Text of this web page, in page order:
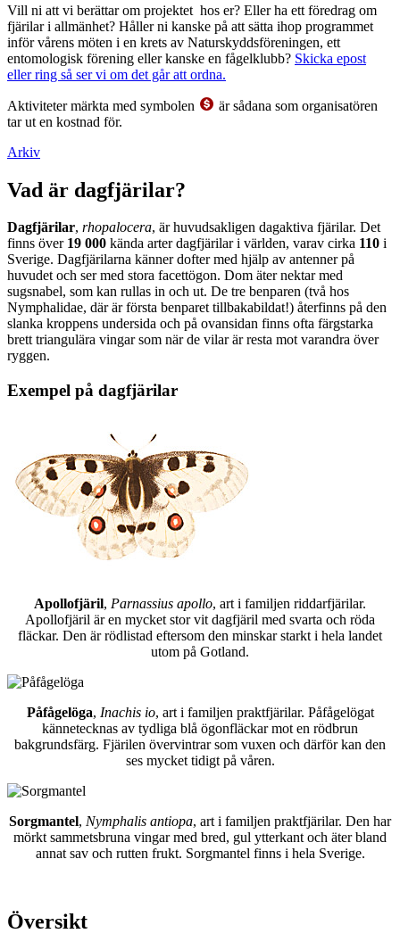
Vill ni att vi berättar om projektet hos er? Eller ha ett föredrag om
fjärilar i allmänhet? Håller ni kanske på att sätta ihop programmet
inför vårens möten i en krets av Naturskyddsföreningen, ett
entomologisk förening eller kanske en fågelklubb? Skicka epost
eller ring så ser vi om det går att ordna.
Aktiviteter märkta med symbolen
är sådana som organisatören
tar ut en kostnad för.
Arkiv
Vad är dagfjärilar?
Dagfjärilar, rhopalocera, är huvudsakligen dagaktiva fjärilar. Det
finns över 19 000 kända arter dagfjärilar i världen, varav cirka 110 i
Sverige. Dagfjärilarna känner dofter med hjälp av antenner på
huvudet och ser med stora facettögon. Dom äter nektar med
sugsnabel, som kan rullas in och ut. De tre benparen (två hos
Nymphalidae, där är första benparet tillbakabildat!) återfinns på den
slanka kroppens undersida och på ovansidan finns ofta färgstarka
brett triangulära vingar som när de vilar är resta mot varandra över
ryggen.
Exempel på dagfjärilar
Apollofjäril, Parnassius apollo, art i familjen riddarfjärilar.
Apollofjäril är en mycket stor vit dagfjäril med svarta och röda
fläckar. Den är rödlistad eftersom den minskar starkt i hela landet
utom på Gotland.
Påfågelöga, Inachis io, art i familjen praktfjärilar. Påfågelögat
kännetecknas av tydliga blå ögonfläckar mot en rödbrun
bakgrundsfärg. Fjärilen övervintrar som vuxen och därför kan den
ses mycket tidigt på våren.
Sorgmantel, Nymphalis antiopa, art i familjen praktfjärilar. Den har
mörkt sammetsbruna vingar med bred, gul ytterkant och äter bland
annat sav och rutten frukt. Sorgmantel finns i hela Sverige.
Översikt